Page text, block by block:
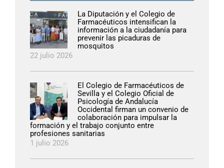
La Diputación y el Colegio de
Farmacéuticos intensifican la
información a la ciudadanía para
prevenir las picaduras de
mosquitos
22 julio 2026
El Colegio de Farmacéuticos de
Sevilla y el Colegio Oficial de
Psicología de Andalucía
Occidental firman un convenio de
colaboración para impulsar la
formación y el trabajo conjunto entre
profesiones sanitarias
1 julio 2026